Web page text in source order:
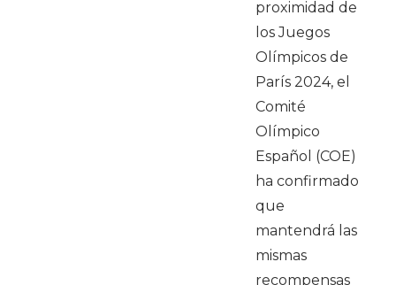
proximidad de
los Juegos
Olímpicos de
París 2024, el
Comité
Olímpico
Español (COE)
ha confirmado
que
mantendrá las
mismas
recompensas